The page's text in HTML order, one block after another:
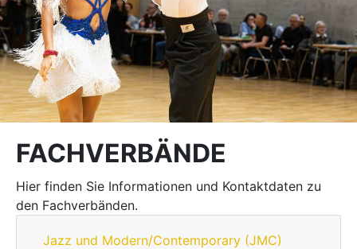
FACHVERBÄNDE
Hier finden Sie Informationen und Kontaktdaten zu
den Fachverbänden.
Jazz und Modern/Contemporary (JMC)